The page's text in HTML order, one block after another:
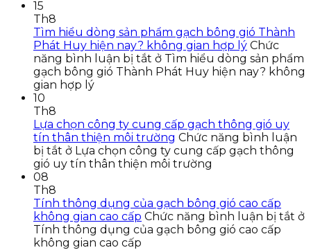
15
Th8
Tìm hiểu dòng sản phẩm gạch bông gió Thành
Phát Huy hiện nay? không gian hợp lý Chức
năng bình luận bị tắt ở Tìm hiểu dòng sản phẩm
gạch bông gió Thành Phát Huy hiện nay? không
gian hợp lý
10
Th8
Lựa chọn công ty cung cấp gạch thông gió uy
tín thân thiện môi trường Chức năng bình luận
bị tắt ở Lựa chọn công ty cung cấp gạch thông
gió uy tín thân thiện môi trường
08
Th8
Tính thông dụng của gạch bông gió cao cấp
không gian cao cấp Chức năng bình luận bị tắt ở
Tính thông dụng của gạch bông gió cao cấp
không gian cao cấp